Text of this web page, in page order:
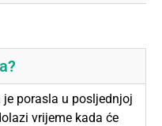
je porasla u posljednjoj
vrijeme kada će